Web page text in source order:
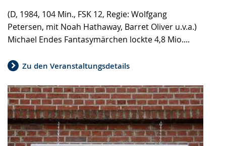
(D, 1984, 104 Min., FSK 12, Regie: Wolfgang
Petersen, mit Noah Hathaway, Barret Oliver u.v.a.)
Michael Endes Fantasymärchen lockte 4,8 Mio....
Zu den Veranstaltungsdetails